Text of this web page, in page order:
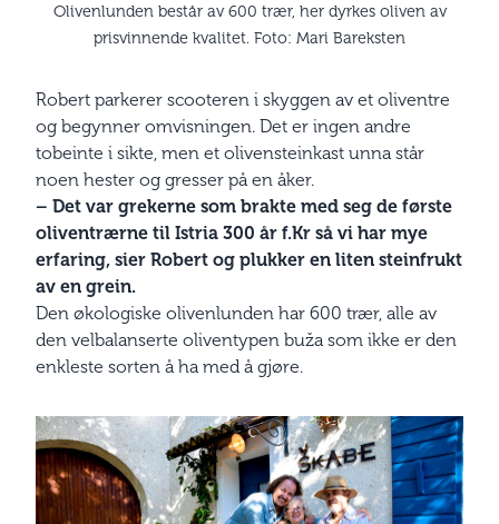
Olivenlunden består av 600 trær, her dyrkes oliven av
prisvinnende kvalitet. Foto: Mari Bareksten
Robert parkerer scooteren i skyggen av et oliventre
og begynner omvisningen. Det er ingen andre
tobeinte i sikte, men et olivensteinkast unna står
noen hester og gresser på en åker.
– Det var grekerne som brakte med seg de første
oliventrærne til Istria 300 år f.Kr så vi har mye
erfaring, sier Robert og plukker en liten steinfrukt
av en grein.
Den økologiske olivenlunden har 600 trær, alle av
den velbalanserte oliventypen buža som ikke er den
enkleste sorten å ha med å gjøre.